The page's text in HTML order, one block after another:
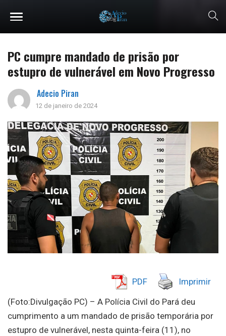
PC cumpre mandado de prisão por
estupro de vulnerável em Novo Progresso
Adecio Piran
12 de janeiro de 2024
PDF Imprimir
(Foto:Divulgação PC) – A Polícia Civil do Pará deu
cumprimento a um mandado de prisão temporária por
estupro de vulnerável, nesta quinta-feira (11), no